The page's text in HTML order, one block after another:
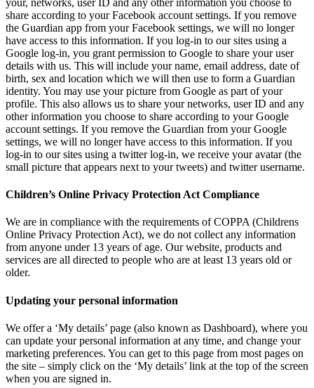
your, networks, user ID and any other information you choose to
share according to your Facebook account settings. If you remove
the Guardian app from your Facebook settings, we will no longer
have access to this information. If you log-in to our sites using a
Google log-in, you grant permission to Google to share your user
details with us. This will include your name, email address, date of
birth, sex and location which we will then use to form a Guardian
identity. You may use your picture from Google as part of your
profile. This also allows us to share your networks, user ID and any
other information you choose to share according to your Google
account settings. If you remove the Guardian from your Google
settings, we will no longer have access to this information. If you
log-in to our sites using a twitter log-in, we receive your avatar (the
small picture that appears next to your tweets) and twitter username.
Children’s Online Privacy Protection Act Compliance
We are in compliance with the requirements of COPPA (Childrens
Online Privacy Protection Act), we do not collect any information
from anyone under 13 years of age. Our website, products and
services are all directed to people who are at least 13 years old or
older.
Updating your personal information
We offer a ‘My details’ page (also known as Dashboard), where you
can update your personal information at any time, and change your
marketing preferences. You can get to this page from most pages on
the site – simply click on the ‘My details’ link at the top of the screen
when you are signed in.